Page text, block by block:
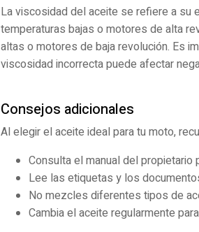
La viscosidad del aceite se refiere a su
temperaturas bajas o motores de alta
altas o motores de baja revolución. Es
viscosidad incorrecta puede afectar
Consejos adicionales
Al elegir el aceite ideal para tu moto,
Consulta el manual del
Lee las etiquetas y los
No mezcles diferentes tipos de
Cambia el aceite regularmente